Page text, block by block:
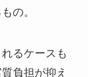
の。
るケースも
負担が抑え